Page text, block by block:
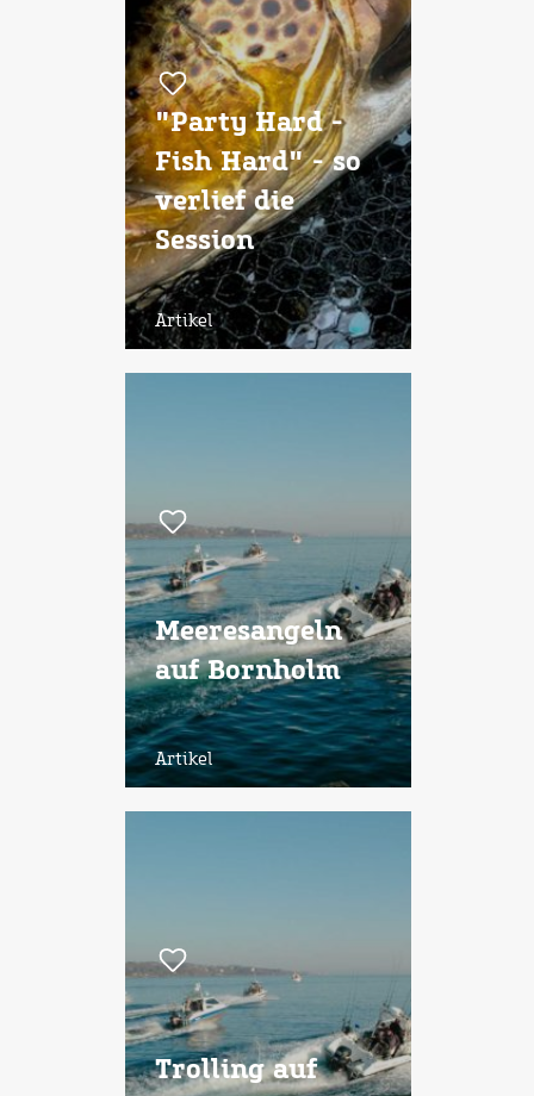
"Party Hard -
Fish Hard" - so
verlief die
Session
Bornholm 2019
Artikel
Meeresangeln
auf Bornholm
Artikel
Trolling auf